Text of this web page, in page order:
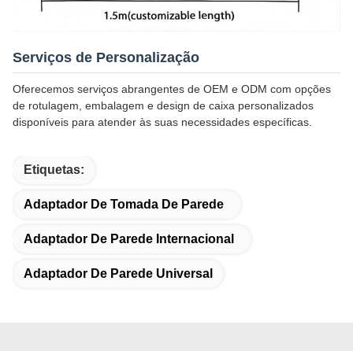
Serviços de Personalização
Oferecemos serviços abrangentes de OEM e ODM com opções
de rotulagem, embalagem e design de caixa personalizados
disponíveis para atender às suas necessidades específicas.
Etiquetas:
Adaptador De Tomada De Parede
Adaptador De Parede Internacional
Adaptador De Parede Universal